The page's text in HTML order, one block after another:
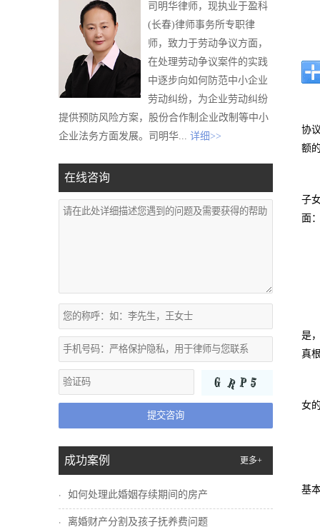
司明华律师，现执业于盈科
(长春)律师事务所专职律
师，致力于劳动争议方面，
在处理劳动争议案件的实践
中逐步向如何防范中小企业
劳动纠纷，为企业劳动纠纷
提供预防风险方案，股份合作制企业改制等中小
企业法务方面发展。司明华... 详细>>
在线咨询
提交咨询
成功案例 更多+
如何处理此婚姻存续期间的房产
离婚财产分割及孩子抚养费问题
协
额
子
面：
是
真
女
基